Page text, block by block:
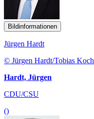
Bildinformationen
Jürgen Hardt
© Jürgen Hardt/Tobias Koch
Hardt, Jürgen
CDU/CSU
()